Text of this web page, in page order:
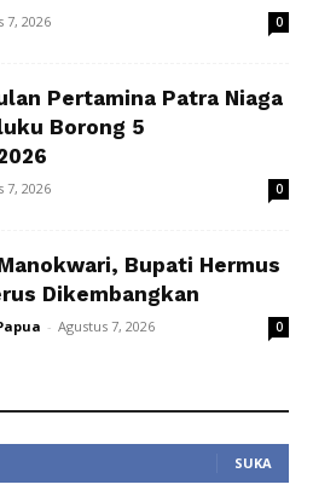
7, 2026 0
Pertamina Patra Niaga
Borong 5
7, 2026 0
Bupati Hermus
Dikembangkan
- Agustus 7, 2026 0
SUKA